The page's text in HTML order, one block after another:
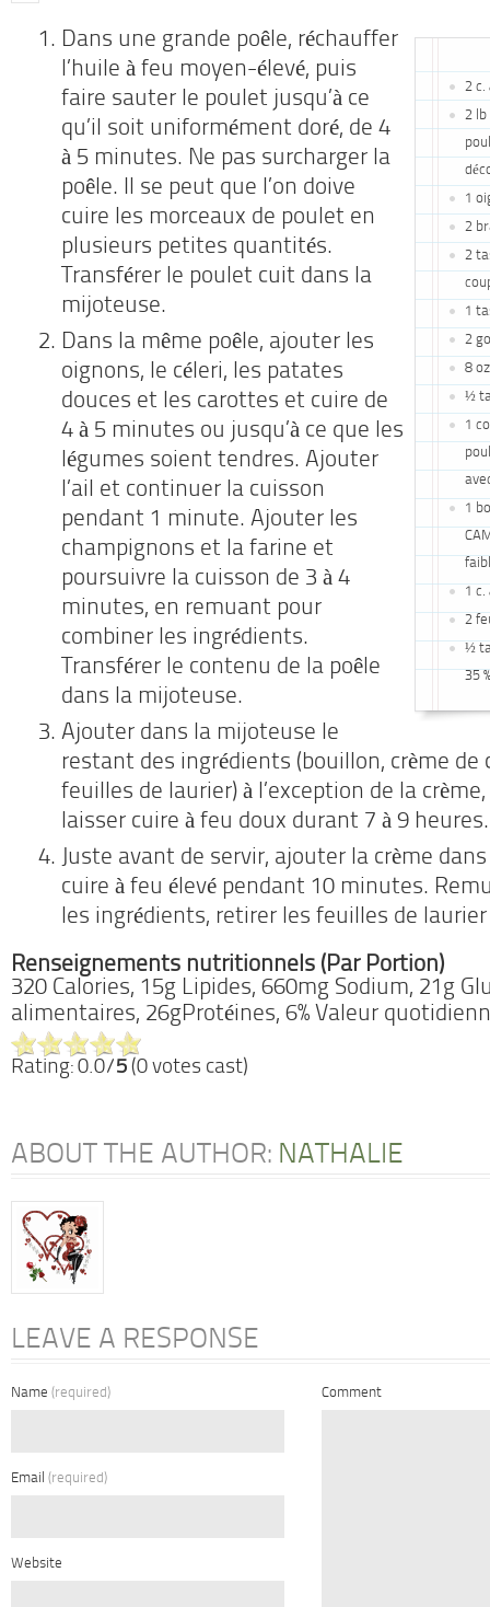
2 c.
2 lb
1
2
2
1
2
8
½
1
1
1 c.
2
½
35 %
Dans une grande poêle, réchauffer
l’huile à feu moyen-élevé, puis
faire sauter le poulet jusqu’à ce
qu’il soit uniformément doré, de 4
à 5 minutes. Ne pas surcharger la
poêle. Il se peut que l’on doive
cuire les morceaux de poulet en
plusieurs petites quantités.
Transférer le poulet cuit dans la
mijoteuse.
Dans la même poêle, ajouter les
oignons, le céleri, les patates
douces et les carottes et cuire de
4 à 5 minutes ou jusqu’à ce que les
légumes soient tendres. Ajouter
l’ail et continuer la cuisson
pendant 1 minute. Ajouter les
champignons et la farine et
poursuivre la cuisson de 3 à 4
minutes, en remuant pour
combiner les ingrédients.
Transférer le contenu de la poêle
dans la mijoteuse.
Ajouter dans la mijoteuse le
restant des ingrédients (bouillon, crème de
feuilles de laurier) à l’exception de la
laisser cuire à feu doux durant 7 à 9 heures.
Juste avant de servir, ajouter la crème
cuire à feu élevé pendant 10 minutes.
les ingrédients, retirer les feuilles de
Renseignements nutritionnels (Par Portion)
320 Calories, 15g Lipides, 660mg Sodium, 21g
alimentaires, 26gProtéines, 6% Valeur
Rating: 0.0/5 (0 votes cast)
ABOUT THE AUTHOR: NATHALIE
LEAVE A RESPONSE
Name (required)
Email (required)
Website
Comment